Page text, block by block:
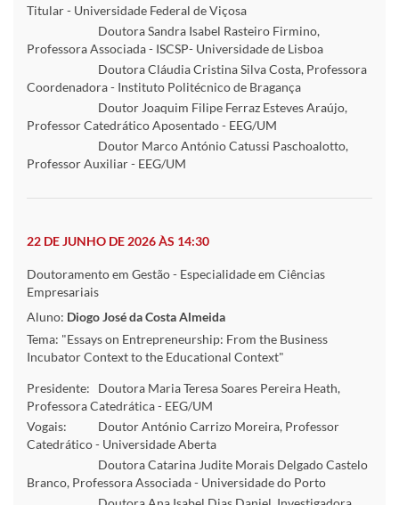
Titular - Universidade Federal de Viçosa
Doutora Sandra Isabel Rasteiro Firmino,
Professora Associada - ISCSP- Universidade de Lisboa
Doutora Cláudia Cristina Silva Costa, Professora
Coordenadora - Instituto Politécnico de Bragança
Doutor Joaquim Filipe Ferraz Esteves Araújo,
Professor Catedrático Aposentado - EEG/UM
Doutor Marco António Catussi Paschoalotto,
Professor Auxiliar - EEG/UM
22 DE JUNHO DE 2026 ÀS 14:30
Doutoramento em Gestão - Especialidade em Ciências
Empresariais
Aluno: Diogo José da Costa Almeida
Tema: "Essays on Entrepreneurship: From the Business
Incubator Context to the Educational Context"
Presidente:
Doutora Maria Teresa Soares Pereira Heath,
Professora Catedrática - EEG/UM
Vogais:
Doutor António Carrizo Moreira, Professor
Catedrático - Universidade Aberta
Doutora Catarina Judite Morais Delgado Castelo
Branco, Professora Associada - Universidade do Porto